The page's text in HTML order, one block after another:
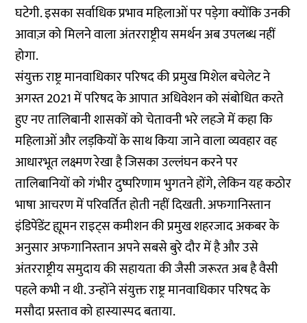
घटेगी. इसका सर्वाधिक प्रभाव महिलाओं पर पड़ेगा क्योंकि उनकी
आवाज़ को मिलने वाला अंतरराष्ट्रीय समर्थन अब उपलब्ध नहीं
होगा.
संयुक्त राष्ट्र मानवाधिकार परिषद की प्रमुख मिशेल बचेलेट ने
अगस्त 2021 में परिषद के आपात अधिवेशन को संबोधित करते
हुए नए तालिबानी शासकों को चेतावनी भरे लहजे में कहा कि
महिलाओं और लड़कियों के साथ किया जाने वाला व्यवहार वह
आधारभूत लक्ष्मण रेखा है जिसका उल्लंघन करने पर
तालिबानियों को गंभीर दुष्परिणाम भुगतने होंगे, लेकिन यह कठोर
भाषा आचरण में परिवर्तित होती नहीं दिखती. अफगानिस्तान
इंडिपेंडेंट ह्यूमन राइट्स कमीशन की प्रमुख शहरजाद अकबर के
अनुसार अफगानिस्तान अपने सबसे बुरे दौर में है और उसे
अंतरराष्ट्रीय समुदाय की सहायता की जैसी जरूरत अब है वैसी
पहले कभी न थी. उन्होंने संयुक्त राष्ट्र मानवाधिकार परिषद के
मसौदा प्रस्ताव को हास्यास्पद बताया.